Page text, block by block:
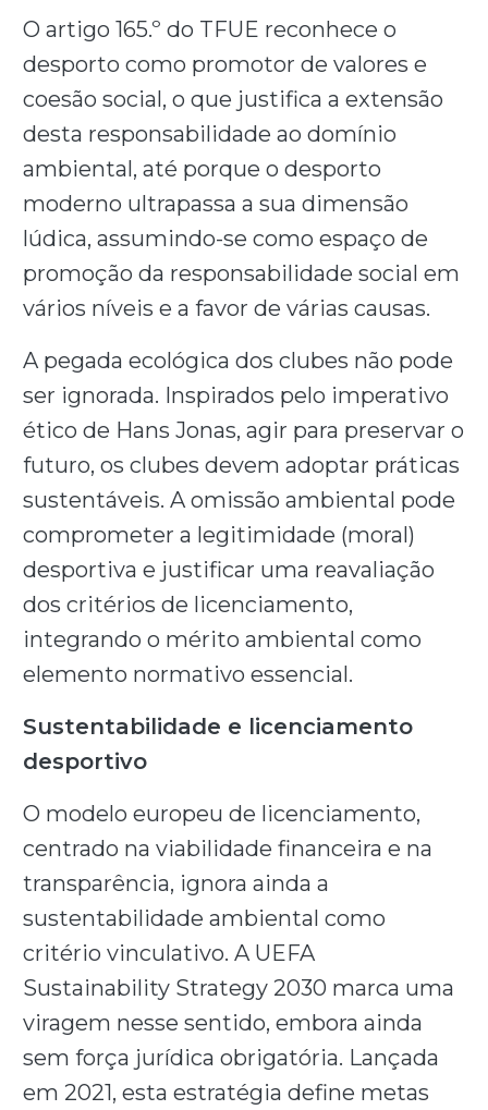
O artigo 165.º do TFUE reconhece o
desporto como promotor de valores e
coesão social, o que justifica a extensão
desta responsabilidade ao domínio
ambiental, até porque o desporto
moderno ultrapassa a sua dimensão
lúdica, assumindo-se como espaço de
promoção da responsabilidade social em
vários níveis e a favor de várias causas.
A pegada ecológica dos clubes não pode
ser ignorada. Inspirados pelo imperativo
ético de Hans Jonas, agir para preservar o
futuro, os clubes devem adoptar práticas
sustentáveis. A omissão ambiental pode
comprometer a legitimidade (moral)
desportiva e justificar uma reavaliação
dos critérios de licenciamento,
integrando o mérito ambiental como
elemento normativo essencial.
Sustentabilidade e licenciamento
desportivo
O modelo europeu de licenciamento,
centrado na viabilidade financeira e na
transparência, ignora ainda a
sustentabilidade ambiental como
critério vinculativo. A UEFA
Sustainability Strategy 2030 marca uma
viragem nesse sentido, embora ainda
sem força jurídica obrigatória. Lançada
em 2021, esta estratégia define metas